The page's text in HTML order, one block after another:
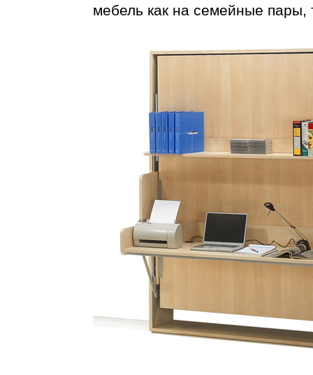
мебель как на семейные пары,